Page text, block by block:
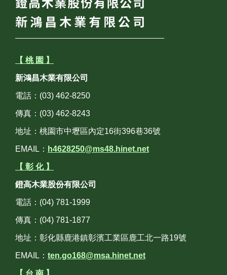
【 桃 園 】
新鴻昌木業有限公司
電話：(03) 462-8250
傳真：(03) 462-8243
地址：桃園市中壢區內定16街396巷36號
EMAIL： h4628250@ms48.hinet.net
【 彰 化 】
鐙高木業股份有限公司
電話：(04) 781-1999
傳真：(04) 781-1877
地址：彰化縣鹿港鎮彰濱工業區鹿工北一路19號
EMAIL： ten.go168@msa.hinet.net
【 台 南 】